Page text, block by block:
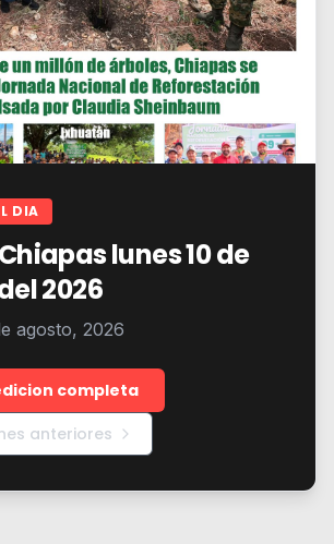
DIA
lunes 10 de
2026
agosto, 2026
completa
anteriores